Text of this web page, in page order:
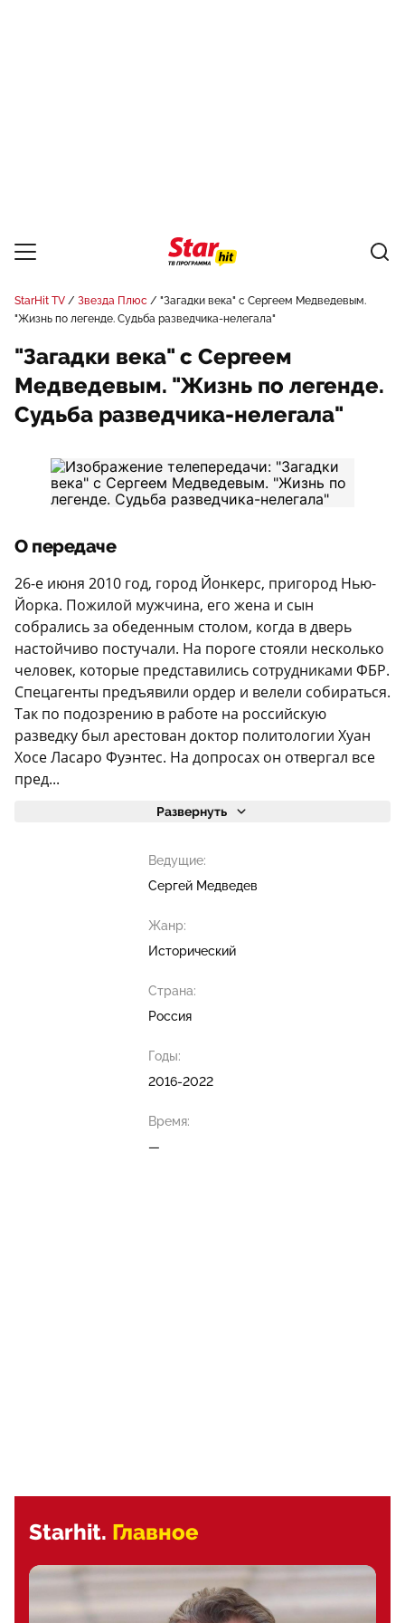
StarHit TV Звезда Плюс
"Загадки века" с Сергеем Медведевым.
"Жизнь по легенде. Судьба разведчика-нелегала"
"Загадки века" с Сергеем
Медведевым. "Жизнь по легенде.
Судьба разведчика-нелегала"
О передаче
26-е июня 2010 год, город Йонкерс, пригород Нью-
Йорка. Пожилой мужчина, его жена и сын
собрались за обеденным столом, когда в дверь
настойчиво постучали. На пороге стояли несколько
человек, которые представились сотрудниками ФБР.
Спецагенты предъявили ордер и велели собираться.
Так по подозрению в работе на российскую
разведку был арестован доктор политологии Хуан
Хосе Ласаро Фуэнтес. На допросах он отвергал все
пред...
Развернуть
Ведущие:
Сергей Медведев
Жанр:
Исторический
Страна:
Россия
Годы:
2016-2022
Время:
—
Starhit. Главное